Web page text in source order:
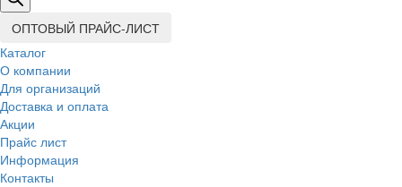
ОПТОВЫЙ ПРАЙС-ЛИСТ
Каталог
О компании
Для организаций
Доставка и оплата
Акции
Прайс лист
Информация
Контакты